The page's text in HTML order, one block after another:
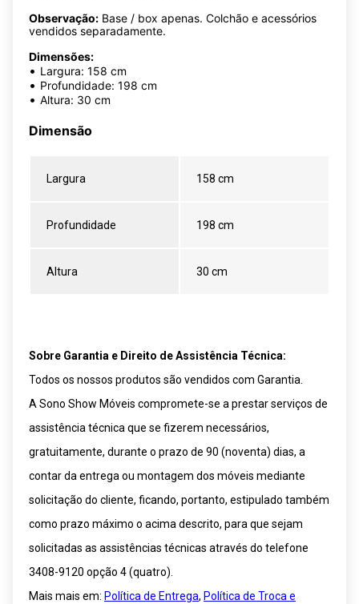
Observação: Base / box apenas. Colchão e acessórios
vendidos separadamente.
Dimensões:
• Largura: 158 cm
• Profundidade: 198 cm
• Altura: 30 cm
Dimensão
Largura 158 cm
Profundidade 198 cm
Altura 30 cm
Sobre Garantia e Direito de Assistência Técnica:
Todos os nossos produtos são vendidos com Garantia.
A Sono Show Móveis compromete-se a prestar serviços de
assistência técnica que se fizerem necessários,
gratuitamente, durante o prazo de 90 (noventa) dias, a
contar da entrega ou montagem dos móveis mediante
solicitação do cliente, ficando, portanto, estipulado também
como prazo máximo o acima descrito, para que sejam
solicitadas as assistências técnicas através do telefone
3408-9120 opção 4 (quatro).
Mais mais em: Política de Entrega, Política de Troca e